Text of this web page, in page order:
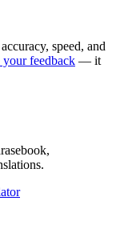
speed, and
your feedback — it